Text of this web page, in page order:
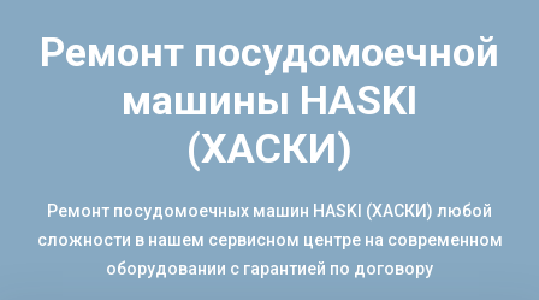
Ремонт посудомоечной
машины HASKI
(ХАСКИ)
Ремонт посудомоечных машин HASKI (ХАСКИ) любой
сложности в нашем сервисном центре на современном
оборудовании с гарантией по договору